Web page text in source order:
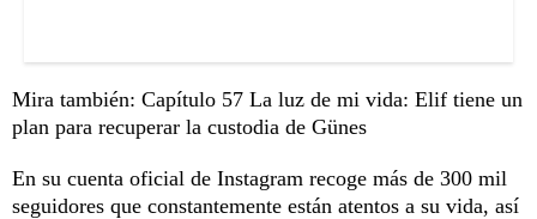
Mira también: Capítulo 57 La luz de mi vida: Elif tiene un
plan para recuperar la custodia de Günes
En su cuenta oficial de Instagram recoge más de 300 mil
seguidores que constantemente están atentos a su vida, así